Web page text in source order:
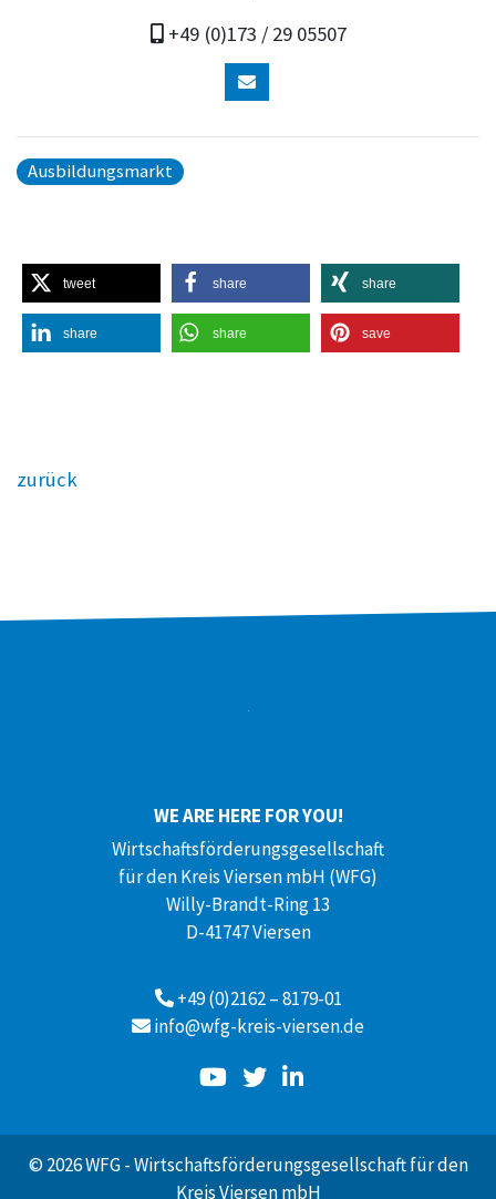
+49 (0)173 / 29 05507
Ausbildungsmarkt
tweet share share
share share save
zurück
WE ARE HERE FOR YOU!
Wirtschaftsförderungsgesellschaft
für den Kreis Viersen mbH (WFG)
Willy-Brandt-Ring 13
D-41747 Viersen
+49 (0)2162 – 8179-01
info@wfg-kreis-viersen.de
© 2026 WFG - Wirtschaftsförderungsgesellschaft für den
Kreis Viersen mbH